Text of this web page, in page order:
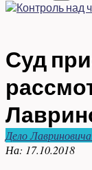
Суд
Дело Лавриновича
На: 17.10.2018